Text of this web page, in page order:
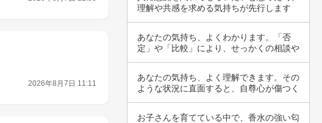
2026年8月7日 11:11
理解や共感を求める気持ちが先行します
あなたの気持ち、よくわかります。「否
定」や「比較」により、せっかくの相談や
あなたの気持ち、よく理解できます。その
ような状況に直面すると、自尊心が傷つく
お子さんを育てている中で、香水の強い匂